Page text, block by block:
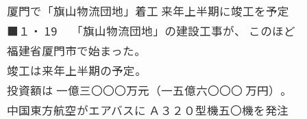
厦門で「旗山物流団地」着工 来年上半期に竣工を予定
■１・ 19 「旗山物流団地」の建設工事が、 このほど
福建省厦門市で始まった。
竣工は来年上半期の予定。
投資額は 一億三〇〇〇万元（一五億六〇〇〇 万円）。
中国東方航空がエアバスに Ａ３２０型機五〇機を発注